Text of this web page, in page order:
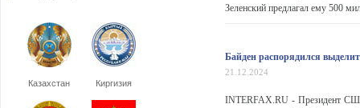
Казахстан Киргизия
Зеленский предлагал ему 500
Байден распорядился
21.12.2024
INTERFAX.RU - Президент